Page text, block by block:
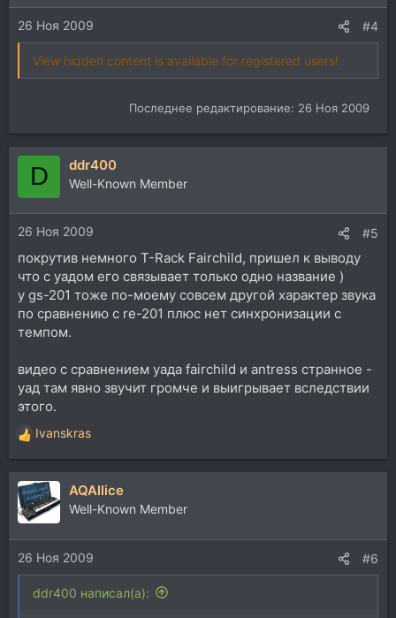
и
:26 Ноя 2009 #4
View hidden content is available for registered users!
Последнее редактирование: 26 Ноя 2009
D ddr400
Well-Known Member
26 Ноя 2009 #5
покрутив немного T-Rack Fairchild, пришел к выводу
что с уадом его связывает только одно название )
у gs-201 тоже по-моему совсем другой характер звука
по сравнению с re-201 плюс нет синхронизации с
темпом.
видео с сравнением уада fairchild и antress странное -
уад там явно звучит громче и выигрывает вследствии
этого.
Р
е
а
к
ц
и
и
:
Ivanskras
AQAllice
Well-Known Member
26 Ноя 2009 #6
ddr400 написал(а):